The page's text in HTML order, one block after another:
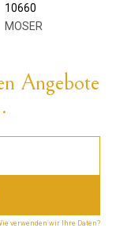
10660
MOSER
Angebote
verwenden wir Ihre Daten?